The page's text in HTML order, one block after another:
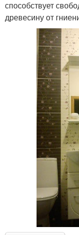
способствует
древесину от